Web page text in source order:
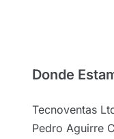
Donde
Tecnoventas
Pedro Aguirre